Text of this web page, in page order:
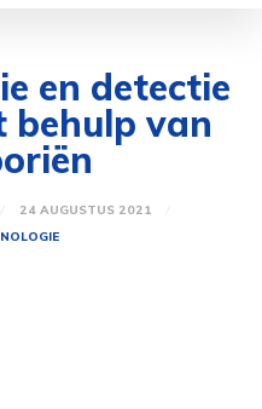
en detectie
behulp van
24 AUGUSTUS 2021